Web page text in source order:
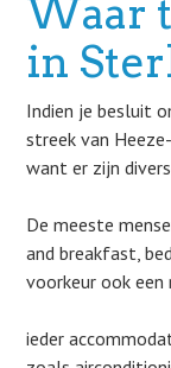
Waar
in
Indien je besluit
streek van
want er zijn
De meeste
and breakfast,
voorkeur ook
ieder